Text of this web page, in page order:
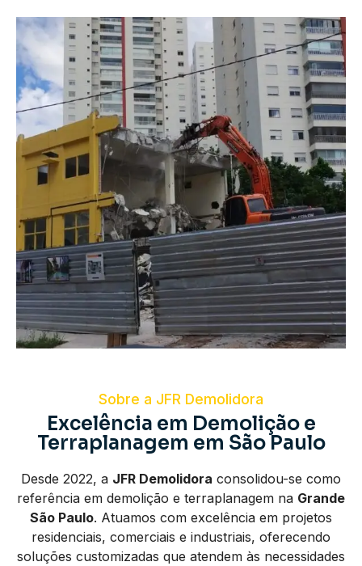
Sobre a JFR Demolidora
Excelência em Demolição e
Terraplanagem em São Paulo
Desde 2022, a JFR Demolidora consolidou-se como
referência em demolição e terraplanagem na Grande
São Paulo. Atuamos com excelência em projetos
residenciais, comerciais e industriais, oferecendo
soluções customizadas que atendem às necessidades